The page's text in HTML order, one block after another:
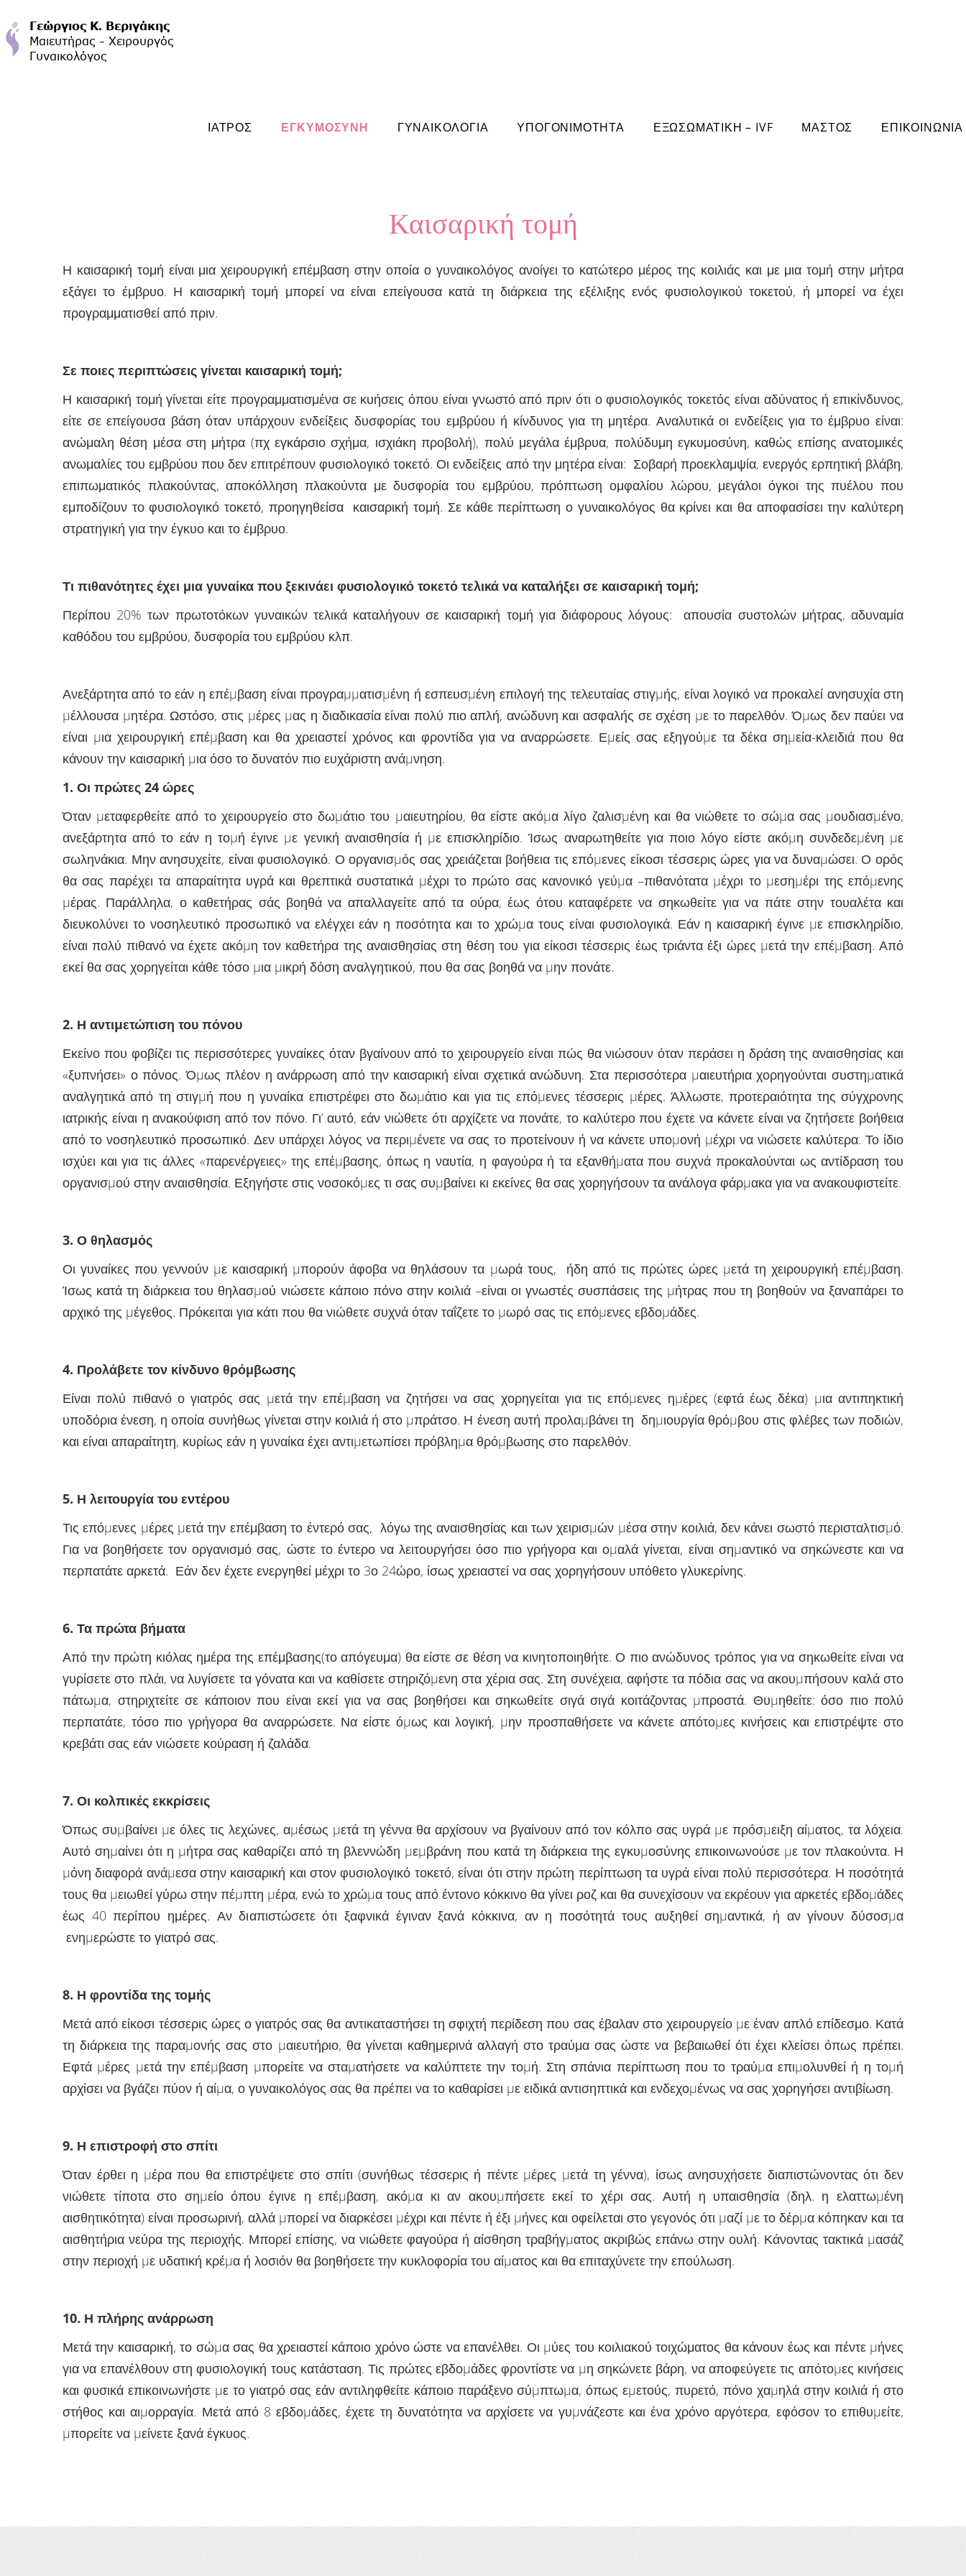
ΙΑΤΡΟΣ ΕΓΚΥΜΟΣΥΝΗ ΓΥΝΑΙΚΟΛΟΓΙΑ ΥΠΟΓΟΝΙΜΟΤΗΤΑ ΕΞΩΣΩΜΑΤΙΚΗ – IVF ΜΑΣΤΟΣ ΕΠΙΚΟΙΝΩΝΙΑ
Καισαρική τομή
Η καισαρική τομή είναι μια χειρουργική επέμβαση στην οποία ο γυναικολόγος ανοίγει το κατώτερο μέρος της κοιλιάς και με μια τομή στην μήτρα
εξάγει το έμβρυο. Η καισαρική τομή μπορεί να είναι επείγουσα κατά τη διάρκεια της εξέλιξης ενός φυσιολογικού τοκετού, ή μπορεί να έχει
προγραμματισθεί από πριν.
Σε ποιες περιπτώσεις γίνεται καισαρική τομή;
Η καισαρική τομή γίνεται είτε προγραμματισμένα σε κυήσεις όπου είναι γνωστό από πριν ότι ο φυσιολογικός τοκετός είναι αδύνατος ή επικίνδυνος,
είτε σε επείγουσα βάση όταν υπάρχουν ενδείξεις δυσφορίας του εμβρύου ή κίνδυνος για τη μητέρα. Αναλυτικά οι ενδείξεις για το έμβρυο είναι:
ανώμαλη θέση μέσα στη μήτρα (πχ εγκάρσιο σχήμα, ισχιάκη προβολή), πολύ μεγάλα έμβρυα, πολύδυμη εγκυμοσύνη, καθώς επίσης ανατομικές
ανωμαλίες του εμβρύου που δεν επιτρέπουν φυσιολογικό τοκετό. Οι ενδείξεις από την μητέρα είναι: Σοβαρή προεκλαμψία, ενεργός ερπητική βλάβη,
επιπωματικός πλακούντας, αποκόλληση πλακούντα με δυσφορία του εμβρύου, πρόπτωση ομφαλίου λώρου, μεγάλοι όγκοι της πυέλου που
εμποδίζουν το φυσιολογικό τοκετό, προηγηθείσα καισαρική τομή. Σε κάθε περίπτωση ο γυναικολόγος θα κρίνει και θα αποφασίσει την καλύτερη
στρατηγική για την έγκυο και το έμβρυο.
Τι πιθανότητες έχει μια γυναίκα που ξεκινάει φυσιολογικό τοκετό τελικά να καταλήξει σε καισαρική τομή;
Περίπου 20% των πρωτοτόκων γυναικών τελικά καταλήγουν σε καισαρική τομή για διάφορους λόγους: απουσία συστολών μήτρας, αδυναμία
καθόδου του εμβρύου, δυσφορία του εμβρύου κλπ.
Ανεξάρτητα από το εάν η επέµβαση είναι προγραµµατισµένη ή εσπευσµένη επιλογή της τελευταίας στιγµής, είναι λογικό να προκαλεί ανησυχία στη
µέλλουσα µητέρα. Ωστόσο, στις µέρες µας η διαδικασία είναι πολύ πιο απλή, ανώδυνη και ασφαλής σε σχέση µε το παρελθόν. Όµως δεν παύει να
είναι µια χειρουργική επέµβαση και θα χρειαστεί χρόνος και φροντίδα για να αναρρώσετε. Εµείς σας εξηγούµε τα δέκα σηµεία-κλειδιά που θα
κάνουν την καισαρική µια όσο το δυνατόν πιο ευχάριστη ανάµνηση.
1. Οι πρώτες 24 ώρες
Όταν µεταφερθείτε από το χειρουργείο στο δωµάτιο του µαιευτηρίου, θα είστε ακόµα λίγο ζαλισµένη και θα νιώθετε το σώµα σας µουδιασµένο,
ανεξάρτητα από το εάν η τοµή έγινε µε γενική αναισθησία ή µε επισκληρίδιο. Ίσως αναρωτηθείτε για ποιο λόγο είστε ακόµη συνδεδεµένη µε
σωληνάκια. Μην ανησυχείτε, είναι φυσιολογικό. Ο οργανισµός σας χρειάζεται βοήθεια τις επόµενες είκοσι τέσσερις ώρες για να δυναµώσει. Ο ορός
θα σας παρέχει τα απαραίτητα υγρά και θρεπτικά συστατικά µέχρι το πρώτο σας κανονικό γεύµα –πιθανότατα µέχρι το µεσηµέρι της επόµενης
µέρας. Παράλληλα, ο καθετήρας σάς βοηθά να απαλλαγείτε από τα ούρα, έως ότου καταφέρετε να σηκωθείτε για να πάτε στην τουαλέτα και
διευκολύνει το νοσηλευτικό προσωπικό να ελέγχει εάν η ποσότητα και το χρώµα τους είναι φυσιολογικά. Εάν η καισαρική έγινε µε επισκληρίδιο,
είναι πολύ πιθανό να έχετε ακόµη τον καθετήρα της αναισθησίας στη θέση του για είκοσι τέσσερις έως τριάντα έξι ώρες µετά την επέµβαση. Από
εκεί θα σας χορηγείται κάθε τόσο µια µικρή δόση αναλγητικού, που θα σας βοηθά να µην πονάτε.
2. Η αντιµετώπιση του πόνου
Εκείνο που φοβίζει τις περισσότερες γυναίκες όταν βγαίνουν από το χειρουργείο είναι πώς θα νιώσουν όταν περάσει η δράση της αναισθησίας και
«ξυπνήσει» ο πόνος. Όµως πλέον η ανάρρωση από την καισαρική είναι σχετικά ανώδυνη. Στα περισσότερα µαιευτήρια χορηγούνται συστηµατικά
αναλγητικά από τη στιγµή που η γυναίκα επιστρέφει στο δωµάτιο και για τις επόµενες τέσσερις µέρες. Άλλωστε, προτεραιότητα της σύγχρονης
ιατρικής είναι η ανακούφιση από τον πόνο. Γι’ αυτό, εάν νιώθετε ότι αρχίζετε να πονάτε, το καλύτερο που έχετε να κάνετε είναι να ζητήσετε βοήθεια
από το νοσηλευτικό προσωπικό. Δεν υπάρχει λόγος να περιµένετε να σας το προτείνουν ή να κάνετε υποµονή µέχρι να νιώσετε καλύτερα. Το ίδιο
ισχύει και για τις άλλες «παρενέργειες» της επέµβασης, όπως η ναυτία, η φαγούρα ή τα εξανθήµατα που συχνά προκαλούνται ως αντίδραση του
οργανισµού στην αναισθησία. Εξηγήστε στις νοσοκόµες τι σας συµβαίνει κι εκείνες θα σας χορηγήσουν τα ανάλογα φάρµακα για να ανακουφιστείτε.
3. Ο θηλασµός
Οι γυναίκες που γεννούν µε καισαρική µπορούν άφοβα να θηλάσουν τα µωρά τους, ήδη από τις πρώτες ώρες µετά τη χειρουργική επέµβαση.
Ίσως κατά τη διάρκεια του θηλασµού νιώσετε κάποιο πόνο στην κοιλιά –είναι οι γνωστές συσπάσεις της µήτρας που τη βοηθούν να ξαναπάρει το
αρχικό της µέγεθος. Πρόκειται για κάτι που θα νιώθετε συχνά όταν ταΐζετε το µωρό σας τις επόµενες εβδοµάδες.
4. Προλάβετε τον κίνδυνο θρόμβωσης
Είναι πολύ πιθανό ο γιατρός σας µετά την επέµβαση να ζητήσει να σας χορηγείται για τις επόµενες ηµέρες (εφτά έως δέκα) µια αντιπηκτική
υποδόρια ένεση, η οποία συνήθως γίνεται στην κοιλιά ή στο µπράτσο. Η ένεση αυτή προλαµβάνει τη δηµιουργία θρόµβου στις φλέβες των ποδιών,
και είναι απαραίτητη, κυρίως εάν η γυναίκα έχει αντιµετωπίσει πρόβληµα θρόµβωσης στο παρελθόν.
5. Η λειτουργία του εντέρου
Τις επόµενες µέρες µετά την επέμβαση το έντερό σας, λόγω της αναισθησίας και των χειρισµών µέσα στην κοιλιά, δεν κάνει σωστό περισταλτισµό.
Για να βοηθήσετε τον οργανισμό σας, ώστε το έντερο να λειτουργήσει όσο πιο γρήγορα και οµαλά γίνεται, είναι σηµαντικό να σηκώνεστε και να
περπατάτε αρκετά. Εάν δεν έχετε ενεργηθεί μέχρι το 3ο 24ώρο, ίσως χρειαστεί να σας χορηγήσουν υπόθετο γλυκερίνης.
6. Τα πρώτα βήµατα
Από την πρώτη κιόλας ημέρα της επέμβασης(το απόγευμα) θα είστε σε θέση να κινητοποιηθήτε. Ο πιο ανώδυνος τρόπος για να σηκωθείτε είναι να
γυρίσετε στο πλάι, να λυγίσετε τα γόνατα και να καθίσετε στηριζόµενη στα χέρια σας. Στη συνέχεια, αφήστε τα πόδια σας να ακουµπήσουν καλά στο
πάτωµα, στηριχτείτε σε κάποιον που είναι εκεί για να σας βοηθήσει και σηκωθείτε σιγά σιγά κοιτάζοντας µπροστά. Θυµηθείτε: όσο πιο πολύ
περπατάτε, τόσο πιο γρήγορα θα αναρρώσετε. Να είστε όµως και λογική, µην προσπαθήσετε να κάνετε απότοµες κινήσεις και επιστρέψτε στο
κρεβάτι σας εάν νιώσετε κούραση ή ζαλάδα.
7. Οι κολπικές εκκρίσεις
Όπως συµβαίνει µε όλες τις λεχώνες, αµέσως µετά τη γέννα θα αρχίσουν να βγαίνουν από τον κόλπο σας υγρά µε πρόσµειξη αίµατος, τα λόχεια.
Αυτό σηµαίνει ότι η µήτρα σας καθαρίζει από τη βλεννώδη µεµβράνη που κατά τη διάρκεια της εγκυµοσύνης επικοινωνούσε µε τον πλακούντα. Η
µόνη διαφορά ανάµεσα στην καισαρική και στον φυσιολογικό τοκετό, είναι ότι στην πρώτη περίπτωση τα υγρά είναι πολύ περισσότερα. Η ποσότητά
τους θα µειωθεί γύρω στην πέµπτη µέρα, ενώ το χρώµα τους από έντονο κόκκινο θα γίνει ροζ και θα συνεχίσουν να εκρέουν για αρκετές εβδοµάδες
έως 40 περίπου ημέρες. Αν διαπιστώσετε ότι ξαφνικά έγιναν ξανά κόκκινα, αν η ποσότητά τους αυξηθεί σηµαντικά, ή αν γίνουν δύσοσµα
ενηµερώστε το γιατρό σας.
8. Η φροντίδα της τοµής
Μετά από είκοσι τέσσερις ώρες ο γιατρός σας θα αντικαταστήσει τη σφιχτή περίδεση που σας έβαλαν στο χειρουργείο µε έναν απλό επίδεσμο. Κατά
τη διάρκεια της παραµονής σας στο µαιευτήριο, θα γίνεται καθημερινά αλλαγή στο τραύμα σας ώστε να βεβαιωθεί ότι έχει κλείσει όπως πρέπει.
Εφτά µέρες µετά την επέµβαση µπορείτε να σταµατήσετε να καλύπτετε την τοµή. Στη σπάνια περίπτωση που το τραύµα επιµολυνθεί ή η τοµή
αρχίσει να βγάζει πύον ή αίµα, ο γυναικολόγος σας θα πρέπει να το καθαρίσει µε ειδικά αντισηπτικά και ενδεχοµένως να σας χορηγήσει αντιβίωση.
9. Η επιστροφή στο σπίτι
Όταν έρθει η µέρα που θα επιστρέψετε στο σπίτι (συνήθως τέσσερις ή πέντε µέρες µετά τη γέννα), ίσως ανησυχήσετε διαπιστώνοντας ότι δεν
νιώθετε τίποτα στο σηµείο όπου έγινε η επέµβαση, ακόµα κι αν ακουµπήσετε εκεί το χέρι σας. Αυτή η υπαισθησία (δηλ. η ελαττωµένη
αισθητικότητα) είναι προσωρινή, αλλά µπορεί να διαρκέσει µέχρι και πέντε ή έξι µήνες και οφείλεται στο γεγονός ότι µαζί µε το δέρµα κόπηκαν και τα
αισθητήρια νεύρα της περιοχής. Μπορεί επίσης, να νιώθετε φαγούρα ή αίσθηση τραβήγµατος ακριβώς επάνω στην ουλή. Κάνοντας τακτικά µασάζ
στην περιοχή µε υδατική κρέµα ή λοσιόν θα βοηθήσετε την κυκλοφορία του αίµατος και θα επιταχύνετε την επούλωση.
10. Η πλήρης ανάρρωση
Μετά την καισαρική, το σώµα σας θα χρειαστεί κάποιο χρόνο ώστε να επανέλθει. Οι µύες του κοιλιακού τοιχώματος θα κάνουν έως και πέντε µήνες
για να επανέλθουν στη φυσιολογική τους κατάσταση. Τις πρώτες εβδοµάδες φροντίστε να µη σηκώνετε βάρη, να αποφεύγετε τις απότοµες κινήσεις
και φυσικά επικοινωνήστε µε το γιατρό σας εάν αντιληφθείτε κάποιο παράξενο σύµπτωµα, όπως εµετούς, πυρετό, πόνο χαµηλά στην κοιλιά ή στο
στήθος και αιµορραγία. Μετά από 8 εβδοµάδες, έχετε τη δυνατότητα να αρχίσετε να γυµνάζεστε και ένα χρόνο αργότερα, εφόσον το επιθυµείτε,
µπορείτε να µείνετε ξανά έγκυος.